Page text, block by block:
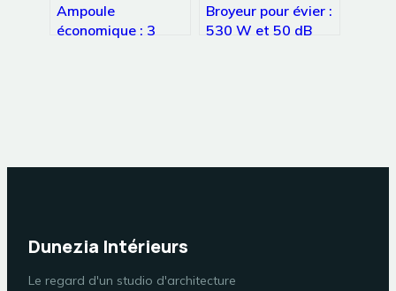
Ampoule
économique : 3
Broyeur pour évier :
530 W et 50 dB
Dunezia Intérieurs
Le regard d'un studio d'architecture